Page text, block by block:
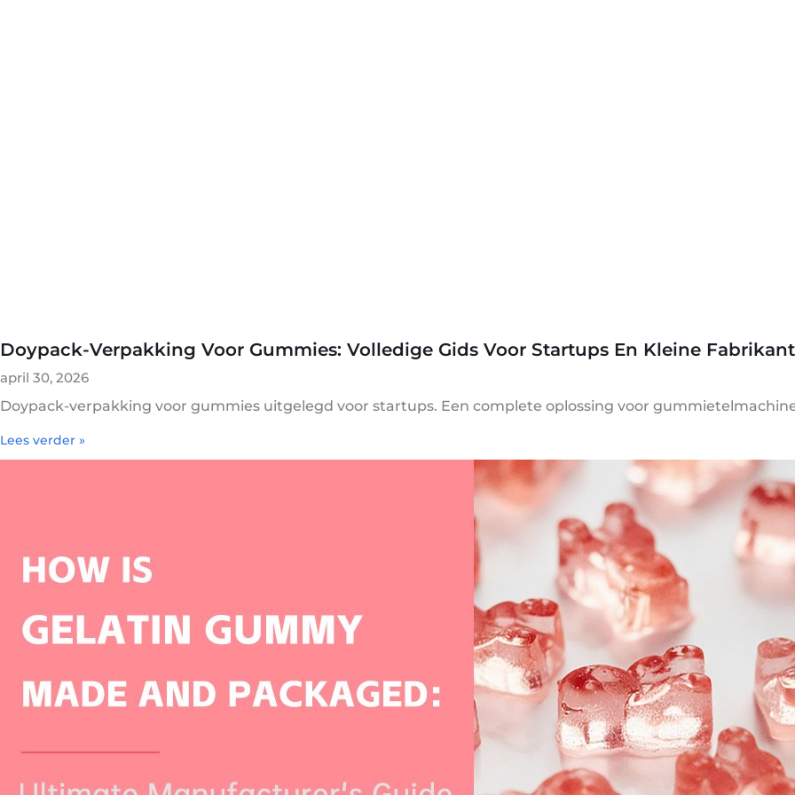
Doypack-Verpakking Voor Gummies: Volledige Gids Voor Startups En Kleine
april 30, 2026
Doypack-verpakking voor gummies uitgelegd voor startups. Een complete oplossing voor
Lees verder »